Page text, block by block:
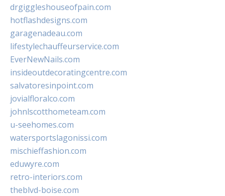
drgiggleshouseofpain.com
hotflashdesigns.com
garagenadeau.com
lifestylechauffeurservice.com
EverNewNails.com
insideoutdecoratingcentre.com
salvatoresinpoint.com
jovialfloralco.com
johnlscotthometeam.com
u-seehomes.com
watersportslagonissi.com
mischieffashion.com
eduwyre.com
retro-interiors.com
theblvd-boise.com